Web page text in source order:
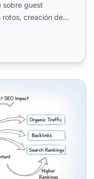
sobre guest
creación de
impactar el